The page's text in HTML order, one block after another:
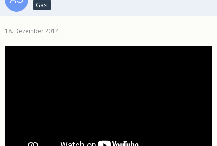
Gast
18. Dezember 2014